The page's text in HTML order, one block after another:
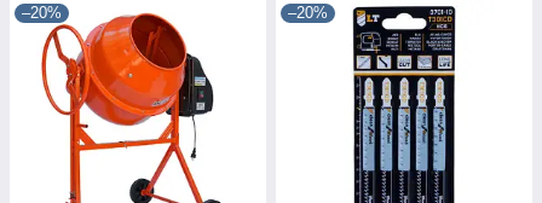
–20% –20%